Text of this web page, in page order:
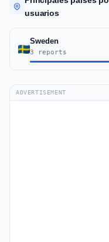
usuarios
Sweden
3 reports
ADVERTISEMENT